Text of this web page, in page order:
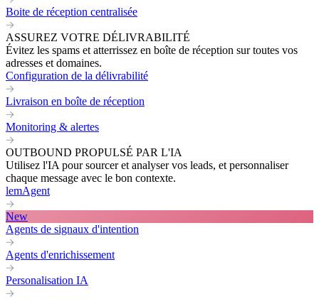
Boite de réception centralisée
ASSUREZ VOTRE DÉLIVRABILITÉ
Évitez les spams et atterrissez en boîte de réception sur toutes vos
adresses et domaines.
Configuration de la délivrabilité
Livraison en boîte de réception
Monitoring & alertes
OUTBOUND PROPULSÉ PAR L'IA
Utilisez l'IA pour sourcer et analyser vos leads, et personnaliser
chaque message avec le bon contexte.
lemAgent
New
Agents de signaux d'intention
Agents d'enrichissement
Personalisation IA